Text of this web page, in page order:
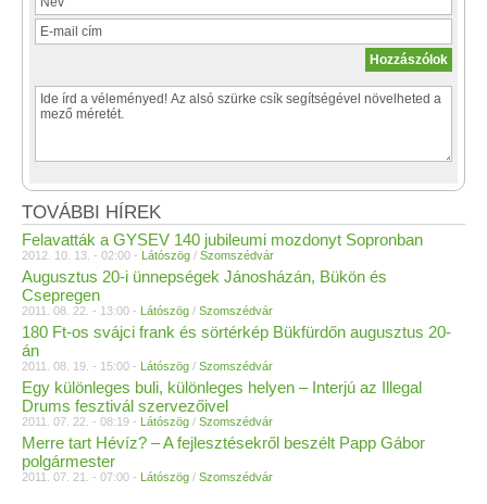
TOVÁBBI HÍREK
Felavatták a GYSEV 140 jubileumi mozdonyt Sopronban
2012. 10. 13. - 02:00 - Látószög / Szomszédvár
Augusztus 20-i ünnepségek Jánosházán, Bükön és
Csepregen
2011. 08. 22. - 13:00 - Látószög / Szomszédvár
180 Ft-os svájci frank és sörtérkép Bükfürdőn augusztus 20-
án
2011. 08. 19. - 15:00 - Látószög / Szomszédvár
Egy különleges buli, különleges helyen – Interjú az Illegal
Drums fesztivál szervezőivel
2011. 07. 22. - 08:19 - Látószög / Szomszédvár
Merre tart Hévíz? – A fejlesztésekről beszélt Papp Gábor
polgármester
2011. 07. 21. - 07:00 - Látószög / Szomszédvár